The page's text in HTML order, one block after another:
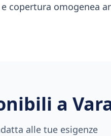
copertura omogenea
a
alle tue esigenze